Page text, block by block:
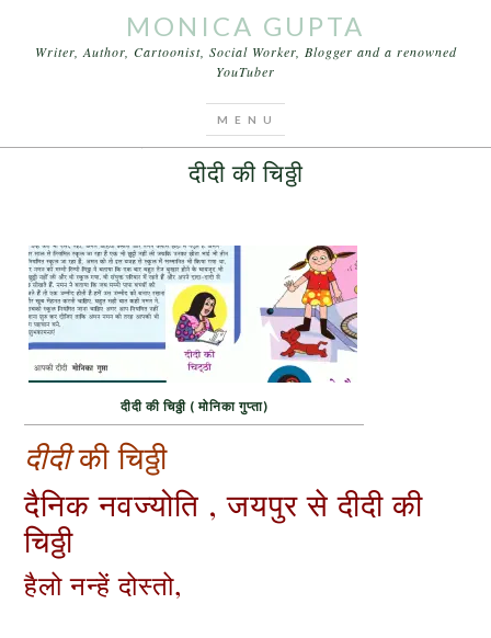
MONICA GUPTA
Writer, Author, Cartoonist, Social Worker, Blogger and a renowned
YouTuber
दीदी की चिठ्ठी
दीदी की चिठ्ठी ( मोनिका गुप्ता)
दीदीकी चिठ्ठी
दैनिक नवज्योति , जयपुर से दीदी की
चिठ्ठी
हैलो नन्हें दोस्तो,